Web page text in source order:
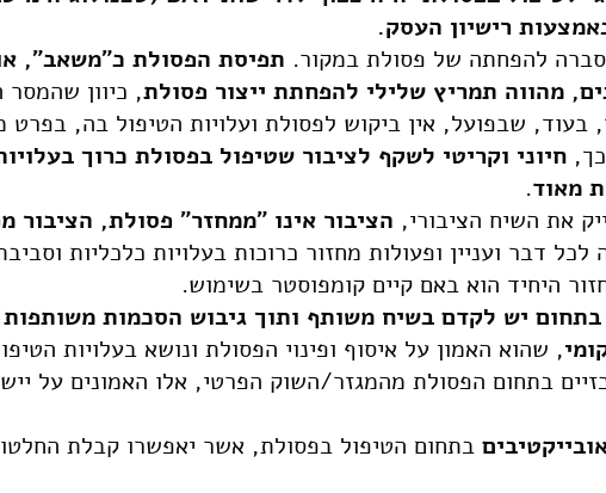
רישיון העסק.
להפחתה של פסולת במקור. תפיסת הפסולת כ"משאב",
מהווה תמריץ שלילי להפחתת ייצור פסולת, כיוון
בעוד, שבפועל, אין ביקוש לפסולת ועלויות הטיפול בה, בפרט
חיוני וקריטי לשקף לציבור שטיפול בפסולת כרוך
מאוד.
את השיח הציבורי, הציבור אינו "ממחזר" פסולת, הציבור
דבר ועניין ופעולות מחזור כרוכות בעלויות כלכליות
היחיד הוא באם קיים קומפוסטר בשימוש.
בתחום יש לקדם בשיח משותף ותוך גיבוש הסכמות משותפות
, שהוא האמון על איסוף ופינוי הפסולת ונושא בעלויות
בתחום הפסולת מהמגזר/השוק הפרטי, אלו האמונים על
בתחום הטיפול בפסולת, אשר יאפשרו קבלת